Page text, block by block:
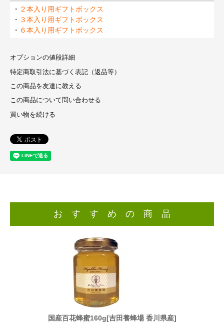
・ ２本入り用ギフトボックス
・ ３本入り用ギフトボックス
・ ６本入り用ギフトボックス
オプションの値段詳細
特定商取引法に基づく表記（返品等）
この商品を友達に教える
この商品について問い合わせる
買い物を続ける
お す す め の 商 品
国産百花蜂蜜160g[吉田養蜂場 香川県産]